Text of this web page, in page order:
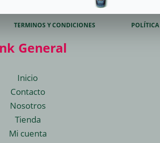
TERMINOS Y CONDICIONES
General
Inicio
Contacto
Nosotros
Tienda
Mi cuenta